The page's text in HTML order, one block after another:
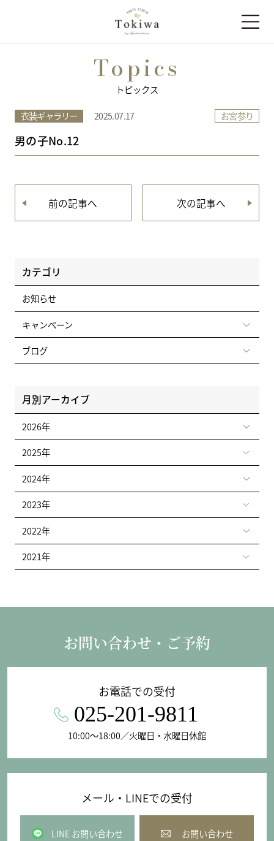
Topics
トピックス
衣装ギャラリー 2025.07.17 お宮参り
男の子No.12
前の記事へ 次の記事へ
カテゴリ
お知らせ
キャンペーン
ブログ
月別アーカイブ
2026年
2025年
2024年
2023年
2022年
2021年
お問い合わせ・ご予約
お電話での受付
025-201-9811
10:00〜18:00／火曜日・水曜日休館
メール・LINEでの受付
LINE お問い合わせ お問い合わせ